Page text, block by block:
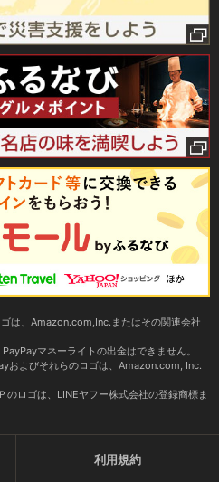
は、Amazon.com,Inc.またはその関連会社
マネーライトの出金はできません。
およびそれらのロゴは、Amazon.com, Inc.
のロゴは、LINEヤフー株式会社の登録商標ま
利用規約